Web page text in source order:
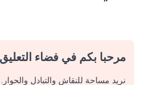
مرحبا بكم في فضاء التعليق
نريد مساحة للنقاش والتبادل